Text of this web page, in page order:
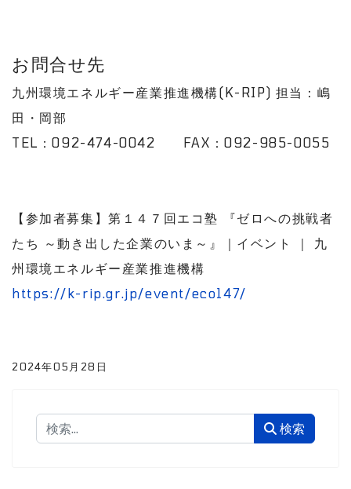
お問合せ先
九州環境エネルギー産業推進機構(K-RIP) 担当：嶋
田・岡部
TEL：092-474-0042 FAX：092-985-0055
【参加者募集】第１４７回エコ塾 『ゼロへの挑戦者
たち ～動き出した企業のいま～』｜イベント ｜ 九
州環境エネルギー産業推進機構
https://k-rip.gr.jp/event/eco147/
2024年05月28日
検索 検索